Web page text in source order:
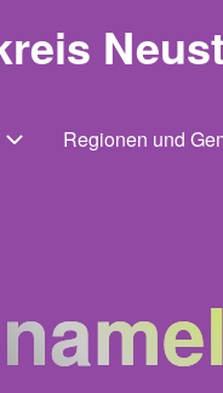
Unternavigation von
Regionen und